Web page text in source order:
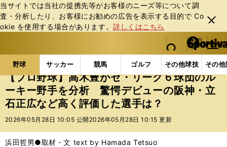
当サイトでは当社の提携先等がお客様のニーズ等について調
査・分析したり、お客様にお勧めの広告を表⽰する⽬的で Co
okie を使⽤する場合があります。詳しくはこちら
閉じ
る
web Sportiva (webスポルティーバ)
検索
マイペ
ー
ジ
メニュ
野球 サッカー 競馬 ゴルフ その他球技 その
b
ス
ポ
ル
テ
ー
バ
野球の記事一覧 プロ野球 【プロ野球】高木豊がセ
【プロ野球】高木豊がセ・リーグ６球団のル
ーキー野手を分析 驚愕デビューの阪神・立
石正広など高く評価した選手は？
2026年05月28日 10:05 公開 2026年05月28日 10:15 更新
浜田哲男●取材・文 text by Hamada Tetsuo